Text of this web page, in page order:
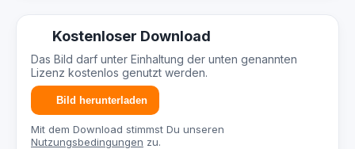
Kostenloser Download
Das Bild darf unter Einhaltung der unten genannten
Lizenz kostenlos genutzt werden.
Bild herunterladen
Mit dem Download stimmst Du unseren
Nutzungsbedingungen zu.